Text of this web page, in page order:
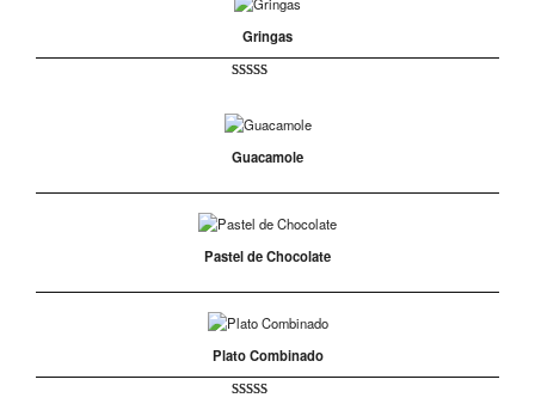
Gringas
5.00
basado en
puntuación
Guacamole
Pastel de Chocolate
Plato Combinado